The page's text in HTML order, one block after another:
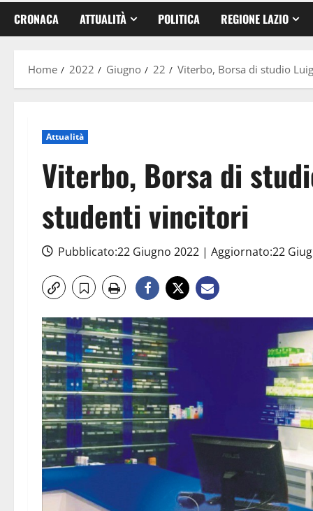
CRONACA ATTUALITÀ POLITICA REGIONE LAZIO
Home 2022 Giugno 22 Viterbo, Borsa di studio
Attualità
Viterbo, Borsa di
studenti vincitori
Pubblicato:22 Giugno 2022 | Aggiornato:22